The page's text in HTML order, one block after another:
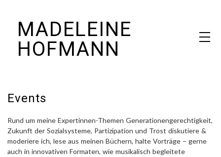
contentMADELEINE
HOFMANN
Events
Rund um meine Expertinnen-Themen Generationengerechtigkeit,
Zukunft der Sozialsysteme, Partizipation und Trost diskutiere &
moderiere ich, lese aus meinen Büchern, halte Vorträge – gerne
auch in innovativen Formaten, wie musikalisch begleitete